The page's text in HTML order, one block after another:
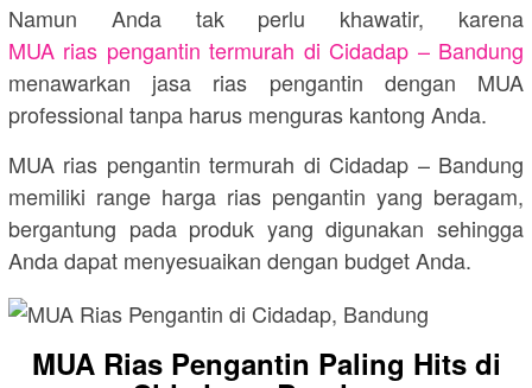
Namun Anda tak perlu khawatir, karena
MUA rias pengantin termurah di Cidadap – Bandung
menawarkan jasa rias pengantin dengan MUA
professional tanpa harus menguras kantong Anda.
MUA rias pengantin termurah di Cidadap – Bandung
memiliki range harga rias pengantin yang beragam,
bergantung pada produk yang digunakan sehingga
Anda dapat menyesuaikan dengan budget Anda.
MUA Rias Pengantin Paling Hits di